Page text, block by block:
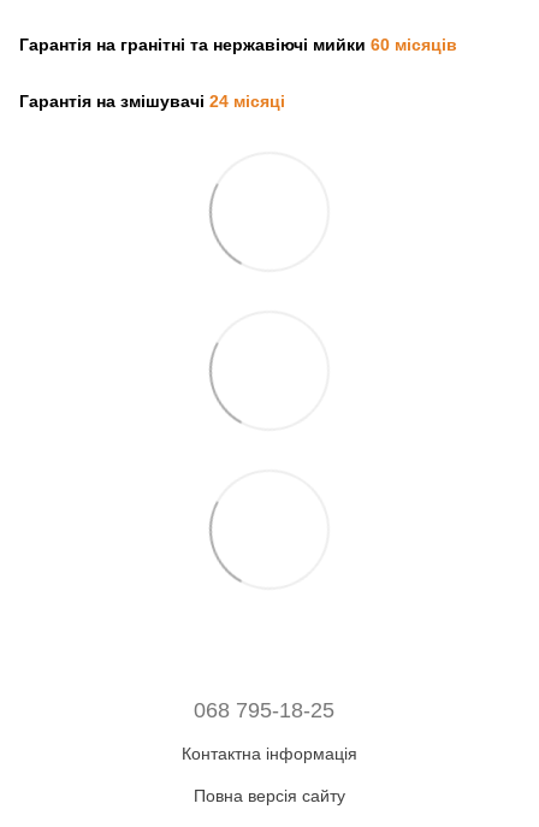
Гарантія на гранітні та нержавіючі мийки 60 місяців
Гарантія на змішувачі 24 місяці
068 795-18-25
Контактна інформація
Повна версія сайту